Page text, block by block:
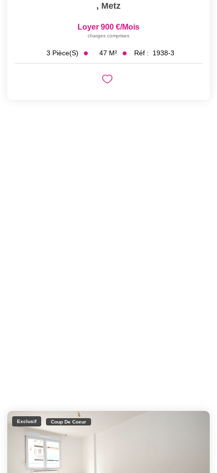
, Metz
Loyer 900 €/mois
charges comprises
3 Pièce(s) 47 M² Réf : 1938-3
Exclusif Coup De Coeur